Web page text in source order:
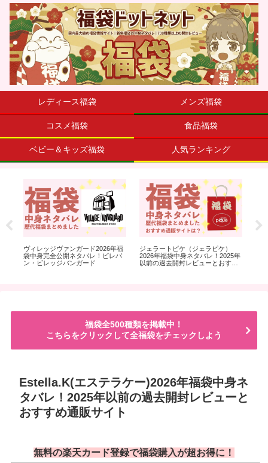
レディース福袋 メンズ福袋
コスメ福袋 食品福袋
ベビー＆キッズ福袋 人気ランキング
ヴィレッジヴァンガード2026年福
袋中身完全公開ネタバレ！ビレバ
ン・ビレッジバンガード
ジェラートピケ（ジェラピケ）
2026年福袋中身ネタバレ！2025年
以前の過去開封レビューとおすす
福袋全500種類を掲載中！
こちらをクリックして全福袋をチェックしよう
Estella.K(エステラケー)2026年福袋中身ネ
タバレ！2025年以前の過去開封レビューと
おすすめ通販サイト
無料の楽天カード登録で福袋購入が超お得に！